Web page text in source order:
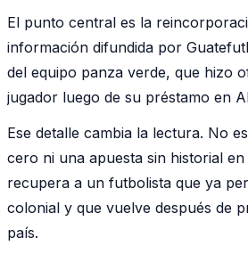
El punto central es la
información difundida por
del equipo panza verde, que hizo
jugador luego de su préstamo en
Ese detalle cambia la lectura. No
cero ni una apuesta sin historial
recupera a un futbolista que ya
colonial y que vuelve después de
país.